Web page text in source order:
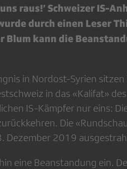
raus!’ Schweizer IS-
durch einen Leser
Blum kann die
in Nordost-Syrien
in das «Kalifat»
IS-Kämpfer nur eins:
Die
Dezember 2019
eine Beanstandung ein.